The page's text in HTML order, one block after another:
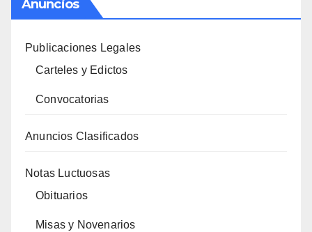
Anuncios
Publicaciones Legales
Carteles y Edictos
Convocatorias
Anuncios Clasificados
Notas Luctuosas
Obituarios
Misas y Novenarios